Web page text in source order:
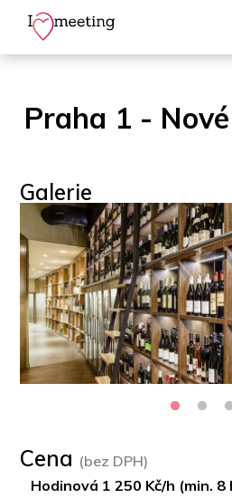
Praha 1 -
Galerie
Cena (bez DPH)
Hodinová 1 250 Kč/h (min. 8